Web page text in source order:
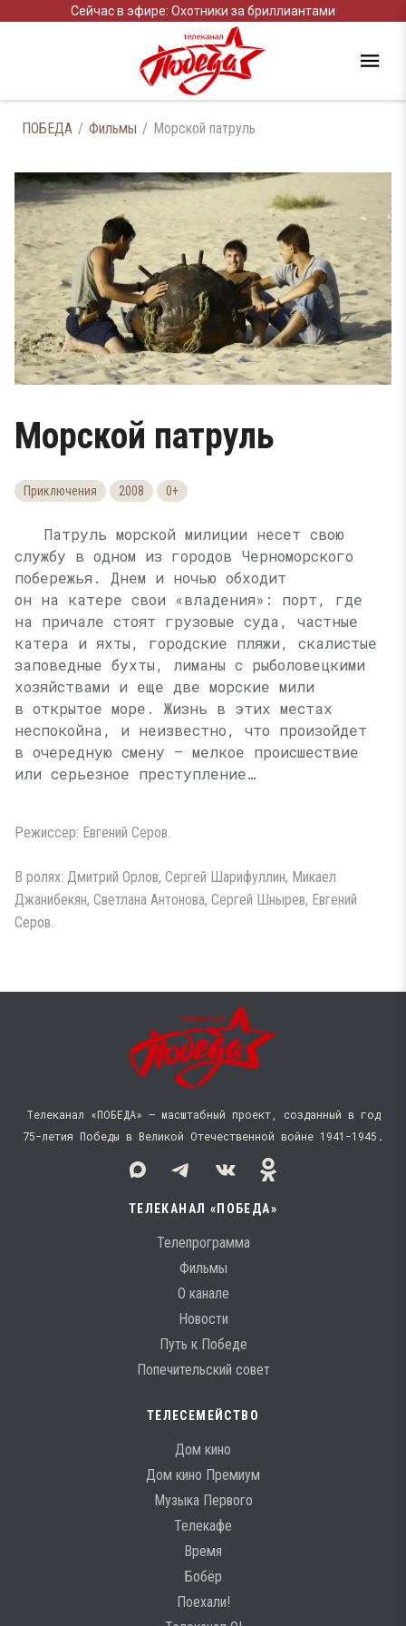
Сейчас в эфире: Охотники за бриллиантами
ПОБЕДА Фильмы Морской патруль
Морской патруль
Приключения 2008 0+
Патруль морской милиции несет свою
службу в одном из городов Черноморского
побережья. Днем и ночью обходит
он на катере свои «владения»: порт, где
на причале стоят грузовые суда, частные
катера и яхты, городские пляжи, скалистые
заповедные бухты, лиманы с рыболовецкими
хозяйствами и еще две морские мили
в открытое море. Жизнь в этих местах
неспокойна, и неизвестно, что произойдет
в очередную смену — мелкое происшествие
или серьезное преступление…
Режиссер: Евгений Серов.
В ролях: Дмитрий Орлов, Сергей Шарифуллин, Микаел
Джанибекян, Светлана Антонова, Сергей Шнырев, Евгений
Серов.
Телеканал «ПОБЕДА» — масштабный проект, созданный в год
75-летия Победы в Великой Отечественной войне 1941−1945.
ТЕЛЕКАНАЛ «ПОБЕДА»
Телепрограмма
Фильмы
О канале
Новости
Путь к Победе
Попечительский совет
ТЕЛЕСЕМЕЙСТВО
Дом кино
Дом кино Премиум
Музыка Первого
Телекафе
Время
Бобёр
Поехали!